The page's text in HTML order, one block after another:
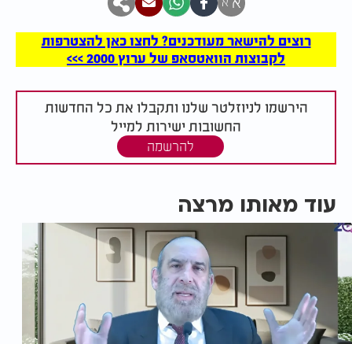
רוצים להישאר מעודכנים? לחצו כאן להצטרפות
לקבוצות הוואטסאפ של ערוץ 2000 >>>
הירשמו לניוזלטר שלנו ותקבלו את כל החדשות
החשובות ישירות למייל
להרשמה
עוד מאותו מרצה